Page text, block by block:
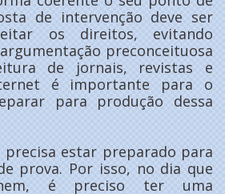
de intervenção deve ser
os direitos, evitando
preconceituosa
de jornais, revistas e
é importante para o
para produção dessa
estar preparado para
prova. Por isso, no dia que
é preciso ter uma